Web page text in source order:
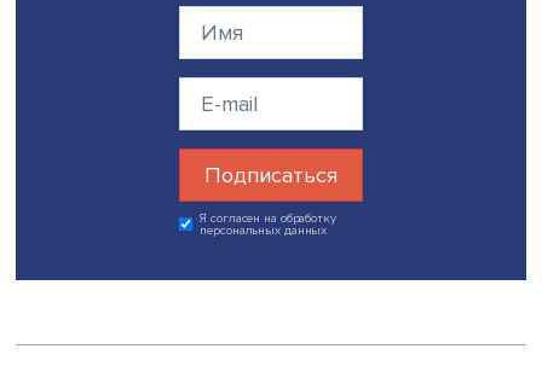
необходимость активного участия работодателей в
продвижении востребованных направлений
также необходимость непрерывного диалога между
государством, бизнесом и образовательными
для формирования единого информационного и
контекста на рынке труда.
Напомним, 3-4 декабря 2025 года Всероссийский
форум проходит на ВДНХ. Это главная площадка для
обсуждения будущего российского рынка труда. Даты
В форуме принимают участие представители